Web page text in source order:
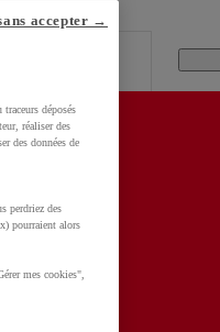
?
déposés
réaliser des
des données de
perdriez des
pourraient alors
mes cookies",
accepter →